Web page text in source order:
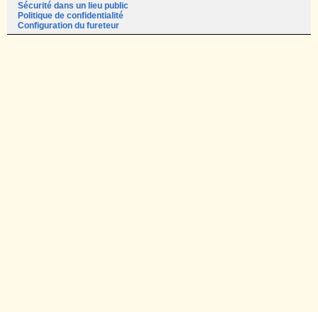
Sécurité dans un lieu public
Politique de confidentialité
Configuration du fureteur